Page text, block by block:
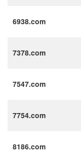
6938.com
7378.com
7547.com
7754.com
8186.com